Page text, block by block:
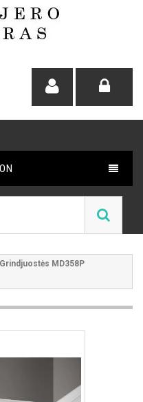
Grindjuostės MD358P